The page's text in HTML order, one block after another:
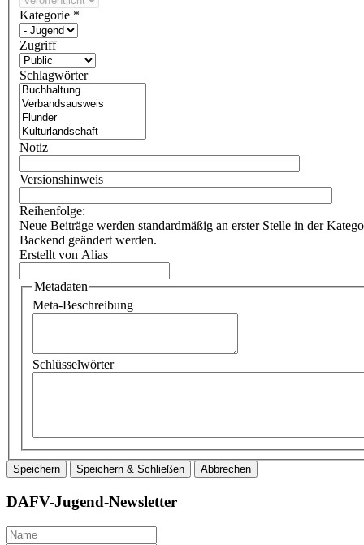
Kategorie *
Zugriff
Schlagwörter
Notiz
Versionshinweis
Reihenfolge:
Neue Beiträge werden standardmäßig an erster Stelle in der
Backend geändert werden.
Erstellt von Alias
Metadaten
Meta-Beschreibung
Schlüsselwörter
Speichern Speichern & Schließen Abbrechen
DAFV-Jugend-Newsletter